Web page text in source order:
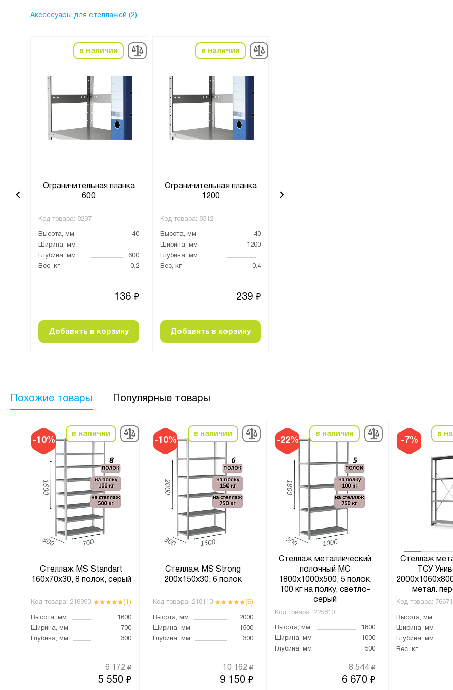
Аксессуары для стеллажей (2)
в наличии
Ограничительная планка
600
Код товара: 8297
Высота, мм
40
Ширина, мм
Глубина, мм
600
Вес, кг
0.2
136 ₽
Добавить в корзину
в наличии
Ограничительная планка
1200
Код товара: 8312
Высота, мм
40
Ширина, мм
1200
Глубина, мм
Вес, кг
0.4
239 ₽
Добавить в корзину
Похожие товары Популярные товары
-10%
в наличии
Стеллаж MS Standart
160х70х30, 8 полок, серый
Код товара: 216993 (1)
Высота, мм
1600
Ширина, мм
700
Глубина, мм
300
5 550 ₽
6 172₽
-10%
в наличии
Стеллаж MS Strong
200х150х30, 6 полок
Код товара: 218113 (6)
Высота, мм
2000
Ширина, мм
1500
Глубина, мм
300
9 150 ₽
10 162₽
-22%
в наличии
Стеллаж металлический
полочный МС
1800х1000х500, 5 полок,
100 кг на полку, светло-
серый
Код товара: 225810
Высота, мм
1800
Ширина, мм
1000
Глубина, мм
500
6 670 ₽
8 544₽
-7%
в
Стеллаж
ТСУ
метал.
Код товара: 76671
Высота, мм
Ширина, мм
Глубина, мм
Вес, кг